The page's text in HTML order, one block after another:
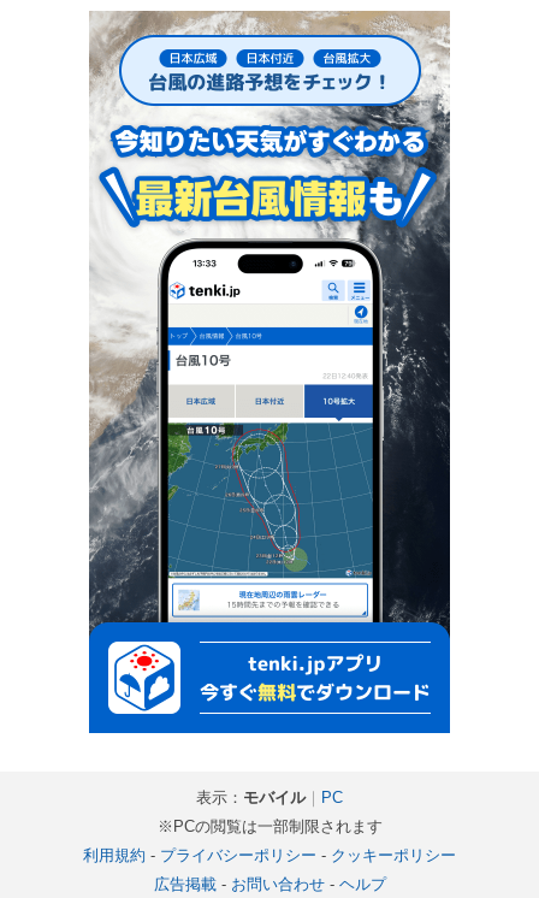
表示： モバイル｜ PC
※PCの閲覧は一部制限されます
利用規約 - プライバシーポリシー - クッキーポリシー
広告掲載- お問い合わせ- ヘルプ